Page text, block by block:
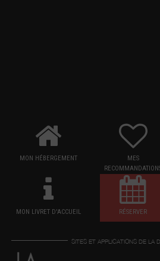
MON HÉBERGEMENT
MES
MON LIVRET D'ACCUEIL RÉSERVER
SITES ET APPLICATIONS DE LA